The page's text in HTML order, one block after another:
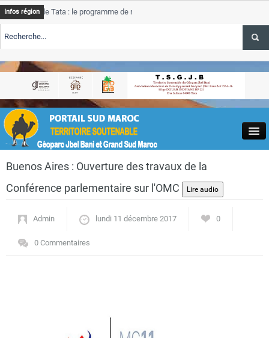
Close
Actualités
Infos région
de Tata : le programme de rehabilitation post-inondations
TSGJB Tourisme : l’ONMT renforce l’aerien a Dakhla et
Tata
TSGJB Tourisme au Maroc : Transavia renforce les vols Paris-
Buenos Aires : Ouverture des travaux de la
Conférence parlementaire sur l'OMC
Admin lundi 11 décembre 2017 0
0 Commentaires